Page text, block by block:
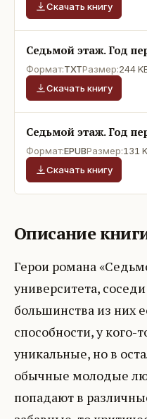
Скачать книгу
Седьмой этаж. Год
Формат:TXTРазмер:244
Скачать книгу
Седьмой этаж. Год
Формат:EPUBРазмер:131
Скачать книгу
Описание
Герои романа
университета,
большинства из них
способности, у
уникальные, но в
обычные молодые
попадают в